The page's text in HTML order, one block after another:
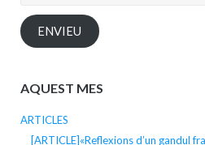
ENVIEU
AQUEST MES
ARTICLES
[ARTICLE]«Reflexions d’un gandul